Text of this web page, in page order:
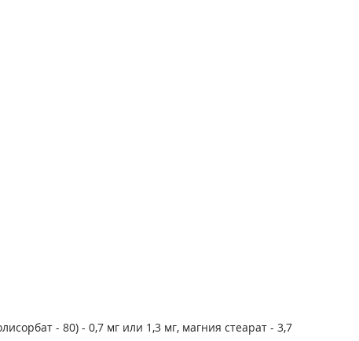
- 80) - 0,7 мг или 1,3 мг, маг­ния стеарат - 3,7